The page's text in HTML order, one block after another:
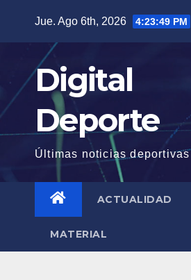
contenido
Jue. Ago 6th, 2026 4:23:49 PM
Digital
Deporte
Últimas noticias deportivas
ACTUALIDAD
MATERIAL